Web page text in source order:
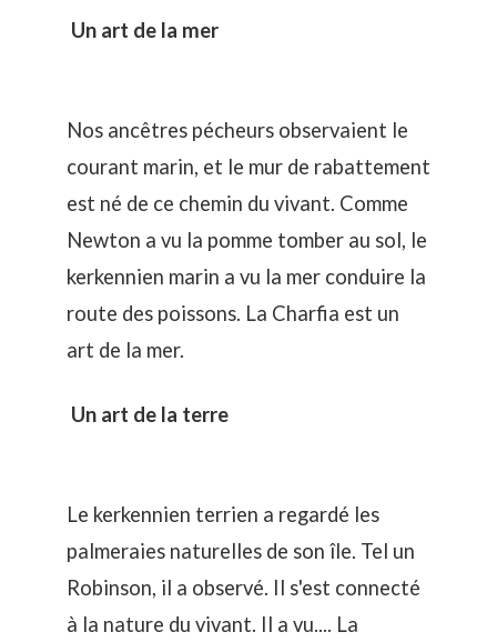
Un art de la mer
Nos ancêtres pécheurs observaient le
courant marin, et le mur de rabattement
est né de ce chemin du vivant. Comme
Newton a vu la pomme tomber au sol, le
kerkennien marin a vu la mer conduire la
route des poissons. La Charfia est un
art de la mer.
Un art de la terre
Le kerkennien terrien a regardé les
palmeraies naturelles de son île. Tel un
Robinson, il a observé. Il s'est connecté
à la nature du vivant. Il a vu.... La